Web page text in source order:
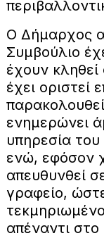
Ο Δήμαρχος
Συμβούλιο
έχουν
έχει οριστεί
παρακολουθεί
ενημερώνει
υπηρεσία
ενώ, εφόσον
απευθυνθεί
γραφείο,
απέναντι στο